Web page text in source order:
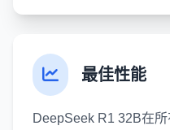
最佳性能
DeepSeek R1 32B在所